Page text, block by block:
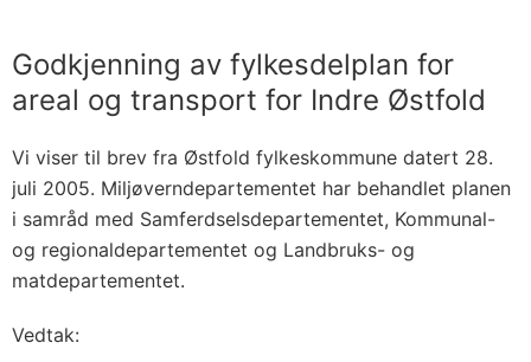
Godkjenning av fylkesdelplan for
areal og transport for Indre Østfold
Vi viser til brev fra Østfold fylkeskommune datert 28.
juli 2005. Miljøverndepartementet har behandlet planen
i samråd med Samferdselsdepartementet, Kommunal-
og regionaldepartementet og Landbruks- og
matdepartementet.
Vedtak: